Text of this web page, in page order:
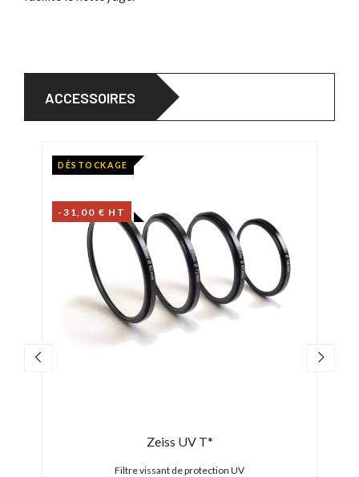
ACCESSOIRES
DÉSTOCKAGE
-31,00 € HT
Zeiss UV T*
Filtre vissant de protection UV